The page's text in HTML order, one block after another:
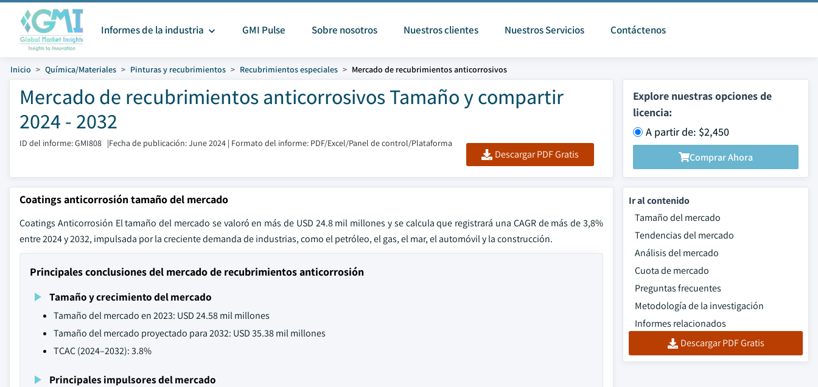
Informes de la industria GMI Pulse Sobre nosotros Nuestros clientes Nuestros Servicios Contáctenos
Inicio Química/Materiales Pinturas y recubrimientos Recubrimientos especiales Mercado de recubrimientos anticorrosivos
Mercado de recubrimientos anticorrosivos Tamaño y compartir
2024 - 2032
ID del informe: GMI808 |Fecha de publicación: June 2024 | Formato del informe: PDF/Excel/Panel de control/Plataforma
Descargar PDF Gratis
Explore nuestras opciones de
licencia:
A partir de: $2,450
Comprar Ahora
Coatings anticorrosión tamaño del mercado
Coatings Anticorrosión El tamaño del mercado se valoró en más de USD 24.8 mil millones y se calcula que registrará una CAGR de más de 3,8%
entre 2024 y 2032, impulsada por la creciente demanda de industrias, como el petróleo, el gas, el mar, el automóvil y la construcción.
Principales conclusiones del mercado de recubrimientos anticorrosión
Tamaño y crecimiento del mercado
Tamaño del mercado en 2023: USD 24.58 mil millones
Tamaño del mercado proyectado para 2032: USD 35.38 mil millones
TCAC (2024–2032): 3.8%
Principales impulsores del mercado
Ir al contenido
Tamaño del mercado
Tendencias del mercado
Análisis del mercado
Cuota de mercado
Preguntas frecuentes
Metodología de la investigación
Informes relacionados
Descargar PDF Gratis